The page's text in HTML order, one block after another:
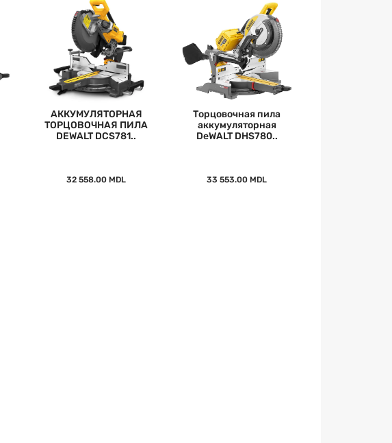
АККУМУЛЯТОРНАЯ
ТОРЦОВОЧНАЯ ПИЛА
DEWALT DCS781..
32 558.00 MDL
Торцовочная пила
аккумуляторная
DeWALT DHS780..
33 553.00 MDL